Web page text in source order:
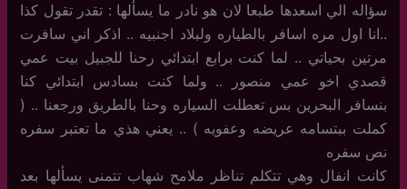
سؤاله الي اسعدها طبعا لان هو نادر ما يسألها : تقدر تقول كذا
..انا اول مره اسافر بالطياره ولبلاد اجنبيه .. اذكر اني سافرت
مرتين بحياتي .. لما كنت برابع ابتدائي رحنا للجبيل بيت عمي
قصدي اخو عمي منصور .. ولما كنت بسادس ابتدائي كنا
بنسافر البحرين بس تعطلت السياره وحنا بالطريق ورجعنا .. (
كملت ببتسامه عريضه وعفويه ) .. يعني هذي ما تعتبر سفره
نص سفره
كانت انفال وهي تتكلم تناظر ملامح شهاب تتمنى يسألها بعد